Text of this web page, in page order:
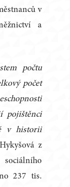
v
a
počtu
počet
pojištěnci
v historii
z
237 tis.